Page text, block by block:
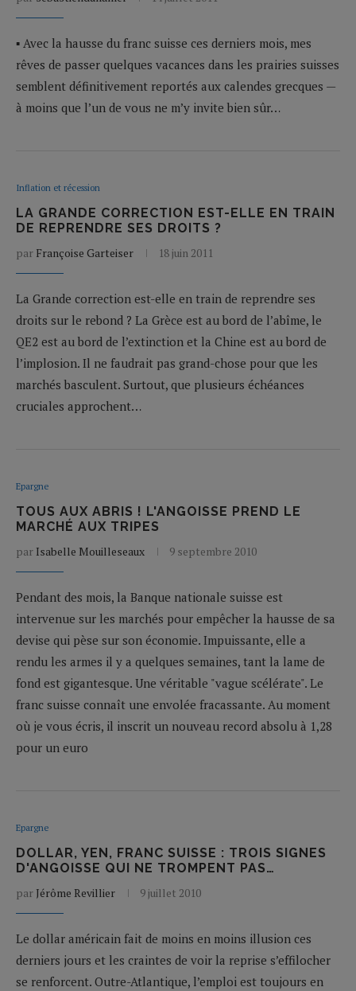
▪ Avec la hausse du franc suisse ces derniers mois, mes
rêves de passer quelques vacances dans les prairies suisses
semblent définitivement reportés aux calendes grecques —
à moins que l’un de vous ne m’y invite bien sûr…
Inflation et récession
LA GRANDE CORRECTION EST-ELLE EN TRAIN
DE REPRENDRE SES DROITS ?
par Françoise Garteiser 18 juin 2011
La Grande correction est-elle en train de reprendre ses
droits sur le rebond ? La Grèce est au bord de l’abîme, le
QE2 est au bord de l’extinction et la Chine est au bord de
l’implosion. Il ne faudrait pas grand-chose pour que les
marchés basculent. Surtout, que plusieurs échéances
cruciales approchent…
Epargne
TOUS AUX ABRIS ! L'ANGOISSE PREND LE
MARCHÉ AUX TRIPES
par Isabelle Mouilleseaux 9 septembre 2010
Pendant des mois, la Banque nationale suisse est
intervenue sur les marchés pour empêcher la hausse de sa
devise qui pèse sur son économie. Impuissante, elle a
rendu les armes il y a quelques semaines, tant la lame de
fond est gigantesque. Une véritable "vague scélérate". Le
franc suisse connaît une envolée fracassante. Au moment
où je vous écris, il inscrit un nouveau record absolu à 1,28
pour un euro
Epargne
DOLLAR, YEN, FRANC SUISSE : TROIS SIGNES
D'ANGOISSE QUI NE TROMPENT PAS…
par Jérôme Revillier 9 juillet 2010
Le dollar américain fait de moins en moins illusion ces
derniers jours et les craintes de voir la reprise s’effilocher
se renforcent. Outre-Atlantique, l’emploi est toujours en